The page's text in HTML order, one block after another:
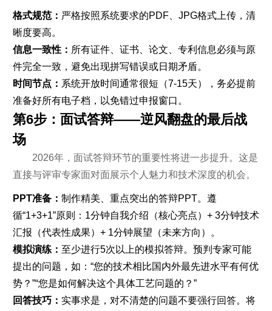
格式规范： 严格按照系统要求的PDF、JPG格式上传，清
晰度要高。
信息一致性： 所有证件、证书、论文、专利信息必须与原
件完全一致，避免出现拼写错误或日期矛盾。
时间节点： 系统开放时间通常很短（7-15天），务必提前
准备好所有电子档，以免错过申报窗口。
第6步：面试答辩——逆风翻盘的最后战
场
2026年，面试答辩环节的重要性将进一步提升。这是
直接与评审专家面对面展示个人魅力和技术深度的机会。
PPT准备： 制作精美、重点突出的答辩PPT。遵
循“1+3+1”原则：1分钟自我介绍（核心亮点）+ 3分钟技术
汇报（代表性成果）+ 1分钟展望（未来方向）。
模拟演练： 至少进行5次以上的模拟答辩。预判专家可能
提出的问题，如：“您的技术相比国内外最先进水平有何优
势？”“您是如何解决这个具体工艺问题的？”
回答技巧： 实事求是，对不清楚的问题不要强行回答。将